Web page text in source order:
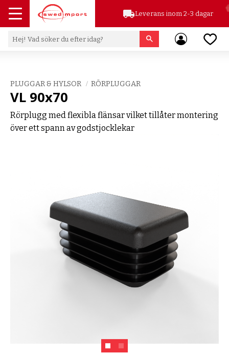
Meny
local_shippingLeverans inom 2-3 dagar
PLUGGAR & HYLSOR RÖRPLUGGAR
VL 90x70
Rörplugg med flexibla flänsar vilket tillåter montering
över ett spann av godstjocklekar